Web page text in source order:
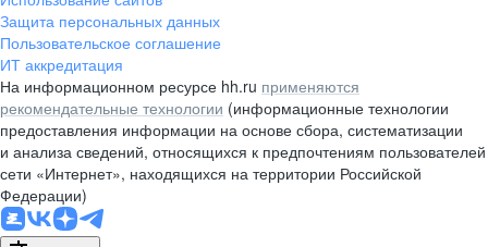
Защита персональных данных
Пользовательское соглашение
ИТ аккредитация
На информационном ресурсе hh.ru применяются
рекомендательные технологии (информационные технологии
предоставления информации на основе сбора, систематизации
и анализа сведений, относящихся к предпочтениям пользователей
сети «Интернет», находящихся на территории Российской
Федерации)